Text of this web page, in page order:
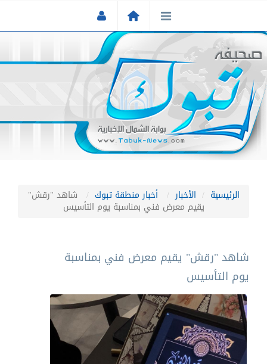
الرئيسية الأخبار أخبار منطقة تبوك شاهد "رقش"
يقيم معرض فني بمناسبة يوم التأسيس
شاهد "رقش" يقيم معرض فني بمناسبة
يوم التأسيس